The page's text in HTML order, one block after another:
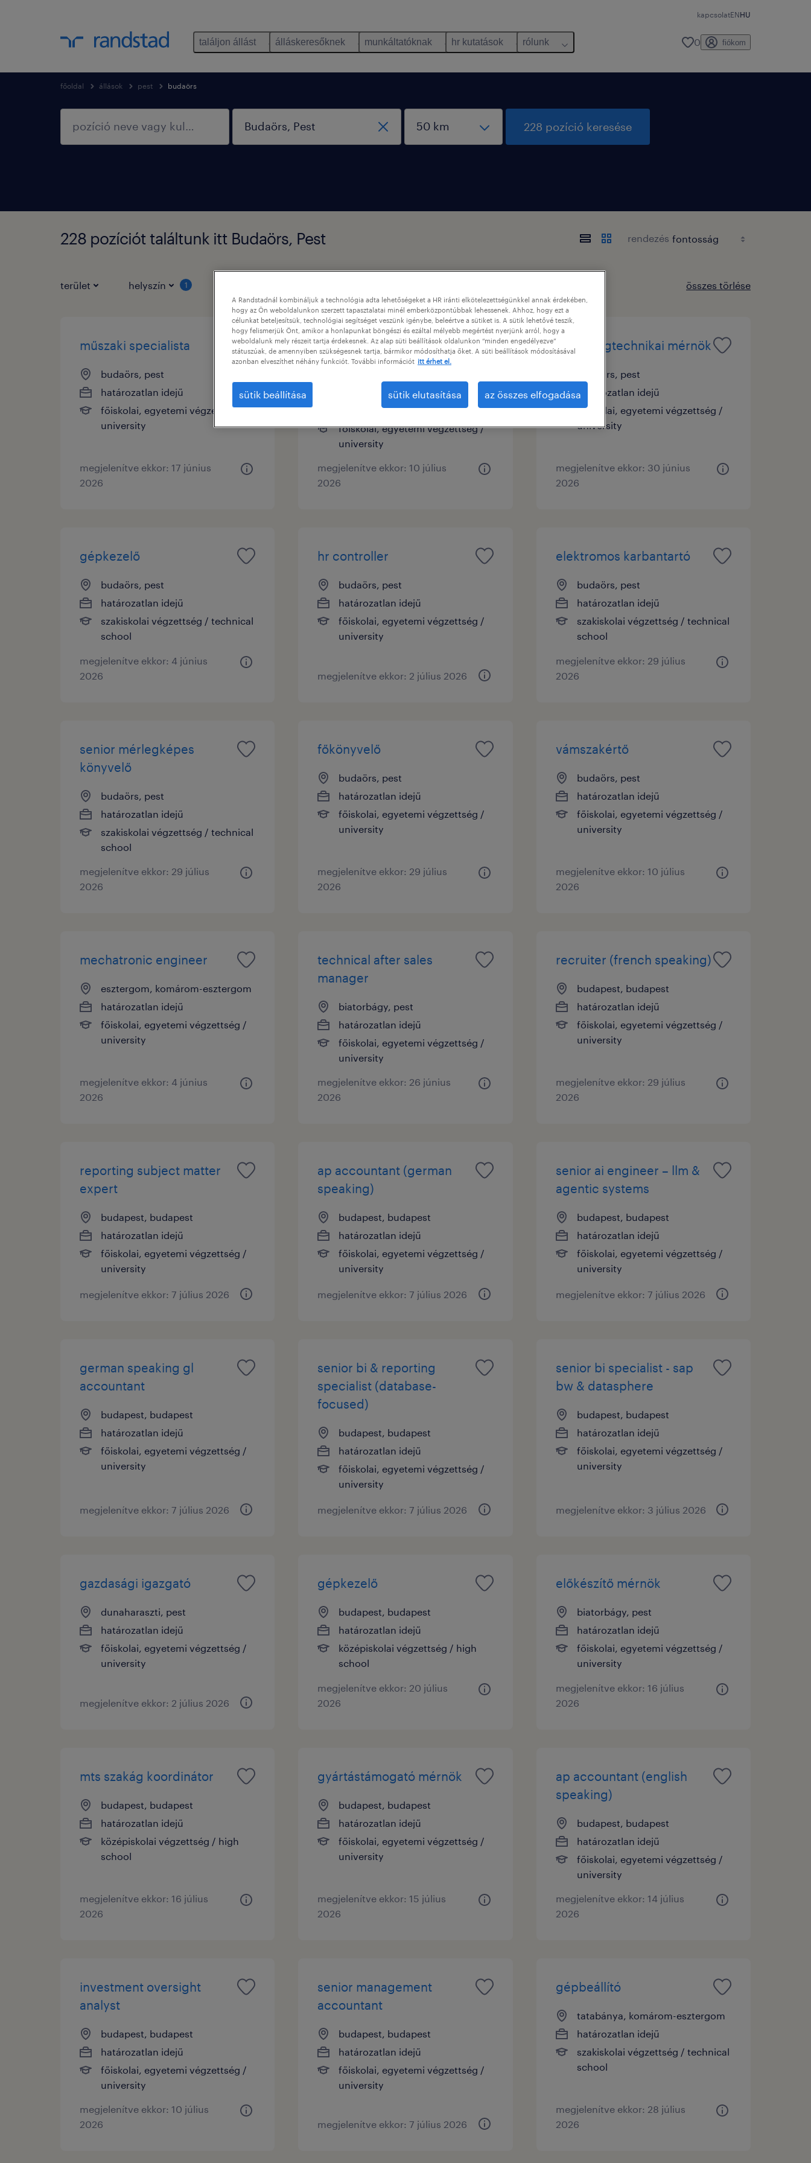
kapcsolatENHU
találjon állást álláskeresőknek munkáltatóknak hr kutatások rólunk 0 fiókom
főoldal állások pest budaörs
228 pozíció keresése
228 pozíciót találtunk itt Budaörs, Pest rendezés
terület helyszín 1 összes törlése
műszaki specialista
budaörs, pest
határozatlan idejű
főiskolai, egyetemi végzettség /
university
megjelenítve ekkor: 17 június
2026
trade compliance
specialist
budaörs, pest
határozatlan idejű
főiskolai, egyetemi végzettség /
university
megjelenítve ekkor: 10 július
2026
biztonságtechnikai mérnök
budaörs, pest
határozatlan idejű
főiskolai, egyetemi végzettség /
university
megjelenítve ekkor: 30 június
2026
gépkezelő
budaörs, pest
határozatlan idejű
szakiskolai végzettség / technical
school
megjelenítve ekkor: 4 június
2026
hr controller
budaörs, pest
határozatlan idejű
főiskolai, egyetemi végzettség /
university
megjelenítve ekkor: 2 július 2026
elektromos karbantartó
budaörs, pest
határozatlan idejű
szakiskolai végzettség / technical
school
megjelenítve ekkor: 29 július
2026
senior mérlegképes
könyvelő
budaörs, pest
határozatlan idejű
szakiskolai végzettség / technical
school
megjelenítve ekkor: 29 július
2026
főkönyvelő
budaörs, pest
határozatlan idejű
főiskolai, egyetemi végzettség /
university
megjelenítve ekkor: 29 július
2026
vámszakértő
budaörs, pest
határozatlan idejű
főiskolai, egyetemi végzettség /
university
megjelenítve ekkor: 10 július
2026
mechatronic engineer
esztergom, komárom-esztergom
határozatlan idejű
főiskolai, egyetemi végzettség /
university
megjelenítve ekkor: 4 június
2026
technical after sales
manager
biatorbágy, pest
határozatlan idejű
főiskolai, egyetemi végzettség /
university
megjelenítve ekkor: 26 június
2026
recruiter (french speaking)
budapest, budapest
határozatlan idejű
főiskolai, egyetemi végzettség /
university
megjelenítve ekkor: 29 július
2026
reporting subject matter
expert
budapest, budapest
határozatlan idejű
főiskolai, egyetemi végzettség /
university
megjelenítve ekkor: 7 július 2026
ap accountant (german
speaking)
budapest, budapest
határozatlan idejű
főiskolai, egyetemi végzettség /
university
megjelenítve ekkor: 7 július 2026
senior ai engineer – llm &
agentic systems
budapest, budapest
határozatlan idejű
főiskolai, egyetemi végzettség /
university
megjelenítve ekkor: 7 július 2026
german speaking gl
accountant
budapest, budapest
határozatlan idejű
főiskolai, egyetemi végzettség /
university
megjelenítve ekkor: 7 július 2026
senior bi & reporting
specialist (database-
focused)
budapest, budapest
határozatlan idejű
főiskolai, egyetemi végzettség /
university
megjelenítve ekkor: 7 július 2026
senior bi specialist - sap
bw & datasphere
budapest, budapest
határozatlan idejű
főiskolai, egyetemi végzettség /
university
megjelenítve ekkor: 3 július 2026
gazdasági igazgató
dunaharaszti, pest
határozatlan idejű
főiskolai, egyetemi végzettség /
university
megjelenítve ekkor: 2 július 2026
gépkezelő
budapest, budapest
határozatlan idejű
középiskolai végzettség / high
school
megjelenítve ekkor: 20 július
2026
előkészítő mérnök
biatorbágy, pest
határozatlan idejű
főiskolai, egyetemi végzettség /
university
megjelenítve ekkor: 16 július
2026
mts szakág koordinátor
budapest, budapest
határozatlan idejű
középiskolai végzettség / high
school
megjelenítve ekkor: 16 július
2026
gyártástámogató mérnök
budapest, budapest
határozatlan idejű
főiskolai, egyetemi végzettség /
university
megjelenítve ekkor: 15 július
2026
ap accountant (english
speaking)
budapest, budapest
határozatlan idejű
főiskolai, egyetemi végzettség /
university
megjelenítve ekkor: 14 július
2026
investment oversight
analyst
budapest, budapest
határozatlan idejű
főiskolai, egyetemi végzettség /
university
megjelenítve ekkor: 10 július
2026
senior management
accountant
budapest, budapest
határozatlan idejű
főiskolai, egyetemi végzettség /
university
megjelenítve ekkor: 7 július 2026
gépbeállító
tatabánya, komárom-esztergom
határozatlan idejű
szakiskolai végzettség / technical
school
megjelenítve ekkor: 28 július
2026
A Randstadnál kombináljuk a technológia adta lehetőségeket a HR iránti elkötelezettségünkkel annak érdekében,
hogy az Ön weboldalunkon szerzett tapasztalatai minél emberközpontúbbak lehessenek. Ahhoz, hogy ezt a
célunkat beteljesítsük, technológiai segítséget veszünk igénybe, beleértve a sütiket is. A sütik lehetővé teszik,
hogy felismerjük Önt, amikor a honlapunkat böngészi és ezáltal mélyebb megértést nyerjünk arról, hogy a
weboldalunk mely részeit tartja érdekesnek. Az alap süti beállítások oldalunkon “minden engedélyezve”
státuszúak, de amennyiben szükségesnek tartja, bármikor módosíthatja őket. A süti beállítások módosításával
azonban elveszíthet néhány funkciót. További információt itt érhet el.
sütik beállítása sütik elutasítása az összes elfogadása